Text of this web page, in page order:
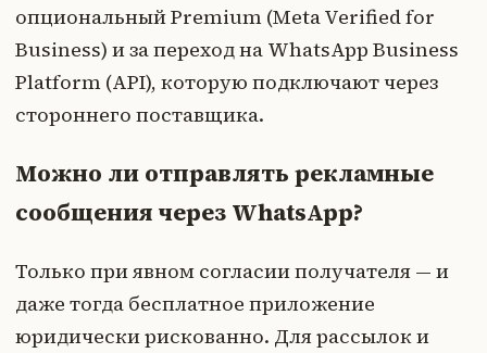
опциональный Premium (Meta Verified for
Business) и за переход на WhatsApp Business
Platform (API), которую подключают через
стороннего поставщика.
Можно ли отправлять рекламные
сообщения через WhatsApp?
Только при явном согласии получателя — и
даже тогда бесплатное приложение
юридически рискованно. Для рассылок и